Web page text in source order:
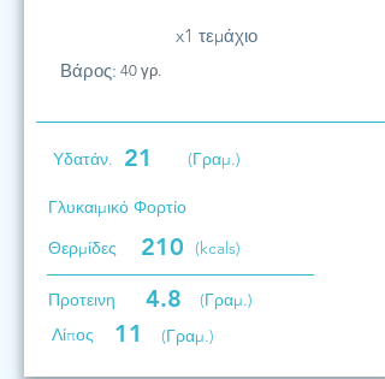
x1 τεμάχιο
Βάρος: 40 γρ.
Υδατάν. 21 (Γραμ.)
Γλυκαιμικό Φορτίο
Θερμίδες
210 (kcals)
Προτεινη 4.8
(Γραμ.)
Λίπος
11 (Γραμ.)